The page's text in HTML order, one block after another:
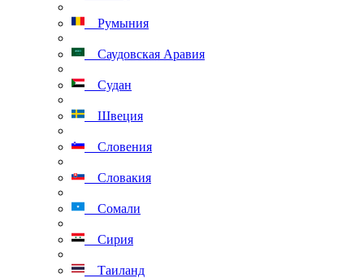
Румыния
Саудовская Аравия
Судан
Швеция
Словения
Словакия
Сомали
Сирия
Таиланд